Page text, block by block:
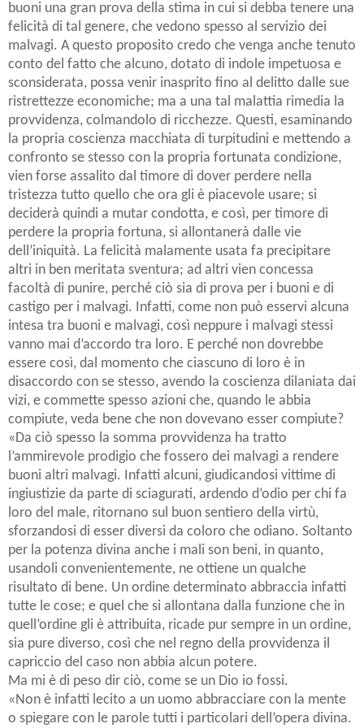
buoni una gran prova della stima in cui si debba tenere una
felicità di tal genere, che vedono spesso al servizio dei
malvagi. A questo proposito credo che venga anche tenuto
conto del fatto che alcuno, dotato di indole impetuosa e
sconsiderata, possa venir inasprito fino al delitto dalle sue
ristrettezze economiche; ma a una tal malattia rimedia la
provvidenza, colmandolo di ricchezze. Questi, esaminando
la propria coscienza macchiata di turpitudini e mettendo a
confronto se stesso con la propria fortunata condizione,
vien forse assalito dal timore di dover perdere nella
tristezza tutto quello che ora gli è piacevole usare; si
deciderà quindi a mutar condotta, e così, per timore di
perdere la propria fortuna, si allontanerà dalle vie
dell’iniquità. La felicità malamente usata fa precipitare
altri in ben meritata sventura; ad altri vien concessa
facoltà di punire, perché ciò sia di prova per i buoni e di
castigo per i malvagi. Infatti, come non può esservi alcuna
intesa tra buoni e malvagi, così neppure i malvagi stessi
vanno mai d’accordo tra loro. E perché non dovrebbe
essere così, dal momento che ciascuno di loro è in
disaccordo con se stesso, avendo la coscienza dilaniata dai
vizi, e commette spesso azioni che, quando le abbia
compiute, veda bene che non dovevano esser compiute?
«Da ciò spesso la somma provvidenza ha tratto
l’ammirevole prodigio che fossero dei malvagi a rendere
buoni altri malvagi. Infatti alcuni, giudicandosi vittime di
ingiustizie da parte di sciagurati, ardendo d’odio per chi fa
loro del male, ritornano sul buon sentiero della virtù,
sforzandosi di esser diversi da coloro che odiano. Soltanto
per la potenza divina anche i mali son beni, in quanto,
usandoli convenientemente, ne ottiene un qualche
risultato di bene. Un ordine determinato abbraccia infatti
tutte le cose; e quel che si allontana dalla funzione che in
quell’ordine gli è attribuita, ricade pur sempre in un ordine,
sia pure diverso, così che nel regno della provvidenza il
capriccio del caso non abbia alcun potere.
Ma mi è di peso dir ciò, come se un Dio io fossi.
«Non è infatti lecito a un uomo abbracciare con la mente
o spiegare con le parole tutti i particolari dell’opera divina.